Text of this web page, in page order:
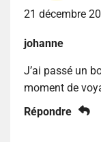
21 décembre
johanne
J’ai passé un
moment de
Répondre